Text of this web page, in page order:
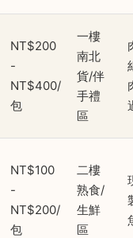
NT$200
-
NT$400/
包
一樓
南北
貨/伴
手禮
區
NT$100
-
NT$200/
包
二樓
熟食/
生鮮
區